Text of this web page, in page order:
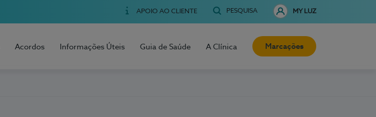
APOIO AO CLIENTE PESQUISA MY LUZ
Acordos Informações Úteis Guia de Saúde A Clínica Marcações